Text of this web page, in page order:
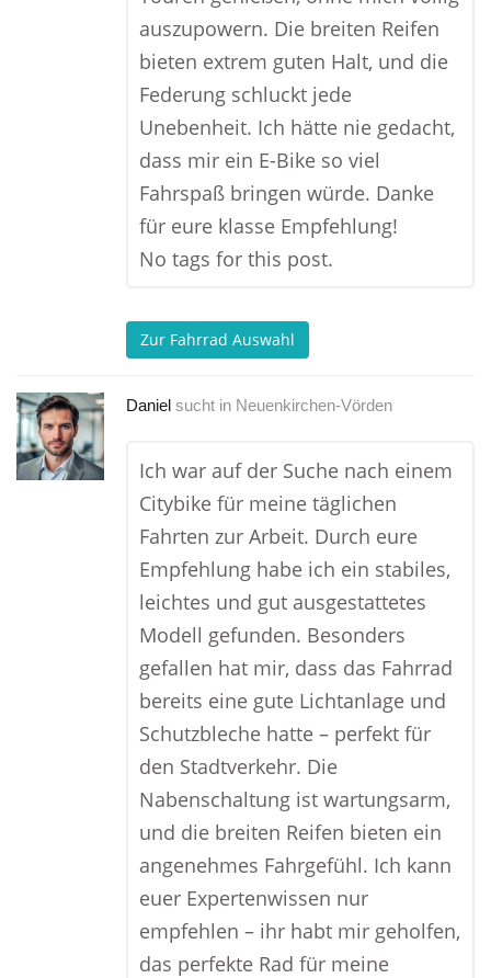
auszupowern. Die breiten Reifen
bieten extrem guten Halt, und die
Federung schluckt jede
Unebenheit. Ich hätte nie gedacht,
dass mir ein E-Bike so viel
Fahrspaß bringen würde. Danke
für eure klasse Empfehlung!
No tags for this post.
Zur Fahrrad Auswahl
Daniel sucht in Neuenkirchen-Vörden
Ich war auf der Suche nach einem
Citybike für meine täglichen
Fahrten zur Arbeit. Durch eure
Empfehlung habe ich ein stabiles,
leichtes und gut ausgestattetes
Modell gefunden. Besonders
gefallen hat mir, dass das Fahrrad
bereits eine gute Lichtanlage und
Schutzbleche hatte – perfekt für
den Stadtverkehr. Die
Nabenschaltung ist wartungsarm,
und die breiten Reifen bieten ein
angenehmes Fahrgefühl. Ich kann
euer Expertenwissen nur
empfehlen – ihr habt mir geholfen,
das perfekte Rad für meine